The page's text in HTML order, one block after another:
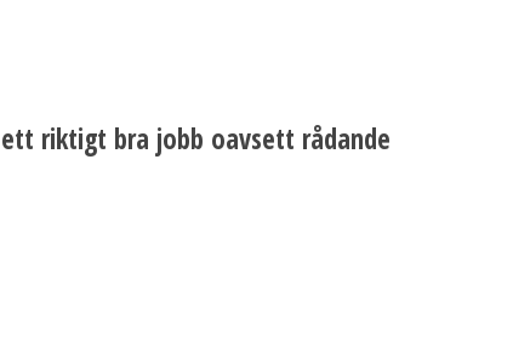
riktigt bra jobb oavsett rådande